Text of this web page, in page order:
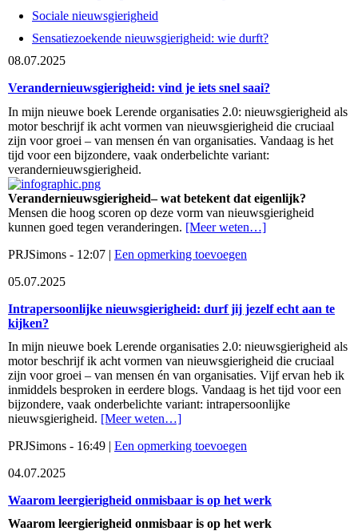
Sociale nieuwsgierigheid
Sensatiezoekende nieuwsgierigheid: wie durft?
08.07.2025
Verandernieuwsgierigheid: vind je iets snel saai?
In mijn nieuwe boek Lerende organisaties 2.0: nieuwsgierigheid als
motor beschrijf ik acht vormen van nieuwsgierigheid die cruciaal
zijn voor groei – van mensen én van organisaties. Vandaag is het
tijd voor een bijzondere, vaak onderbelichte variant:
verandernieuwsgierigheid.
Verandernieuwsgierigheid– wat betekent dat eigenlijk?
Mensen die hoog scoren op deze vorm van nieuwsgierigheid
kunnen goed tegen veranderingen. [Meer weten…]
PRJSimons - 12:07 | Een opmerking toevoegen
05.07.2025
Intrapersoonlijke nieuwsgierigheid: durf jij jezelf echt aan te
kijken?
In mijn nieuwe boek Lerende organisaties 2.0: nieuwsgierigheid als
motor beschrijf ik acht vormen van nieuwsgierigheid die cruciaal
zijn voor groei – van mensen én van organisaties. Vijf ervan heb ik
inmiddels besproken in eerdere blogs. Vandaag is het tijd voor een
bijzondere, vaak onderbelichte variant: intrapersoonlijke
nieuwsgierigheid. [Meer weten…]
PRJSimons - 16:49 | Een opmerking toevoegen
04.07.2025
Waarom leergierigheid onmisbaar is op het werk
Waarom leergierigheid onmisbaar is op het werk